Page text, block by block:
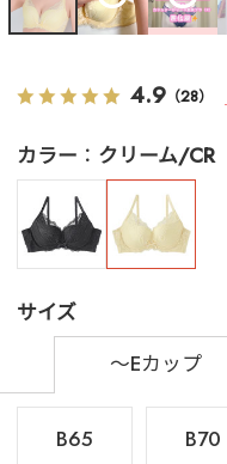
4.9 （28）
カラー クリーム/CR
サイズ
～Eカップ
B65 B70